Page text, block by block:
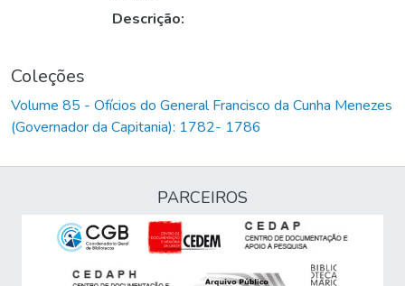
Descrição:
Coleções
Volume 85 - Ofícios do General Francisco da Cunha Menezes
(Governador da Capitania): 1782- 1786
PARCEIROS